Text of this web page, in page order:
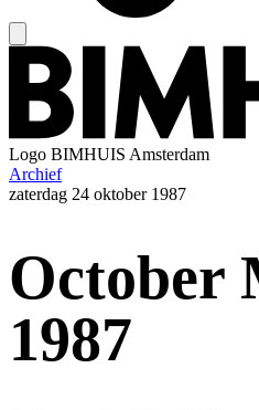
Logo BIMHUIS Amsterdam
Archief
zaterdag 24 oktober 1987
October
1987